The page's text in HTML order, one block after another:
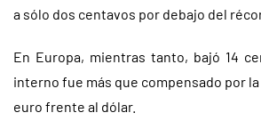
a sólo dos centavos por debajo del
En Europa, mientras tanto, bajó 14
interno fue más que compensado por
euro frente al dólar.